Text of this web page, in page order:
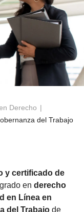
Derecho
del Trabajo
y certificado de
en derecho
en Línea en
del Trabajo de